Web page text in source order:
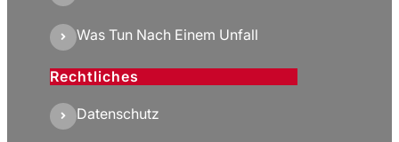
Was Tun Nach Einem Unfall
Rechtliches
Datenschutz